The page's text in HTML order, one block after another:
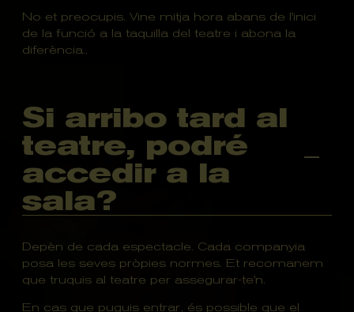
No et preocupis. Vine mitja hora abans de l'inici
de la funció a la taquilla del teatre i abona la
diferència..
Si arribo tard al
teatre, podré
accedir a la
sala?
Depèn de cada espectacle. Cada companyia
posa les seves pròpies normes. Et recomanem
que truquis al teatre per assegurar-te'n.
En cas que puguis entrar, és possible que el